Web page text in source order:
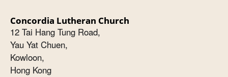
Concordia Lutheran Church
12 Tai Hang Tung Road,
Yau Yat Chuen,
Kowloon,
Hong Kong